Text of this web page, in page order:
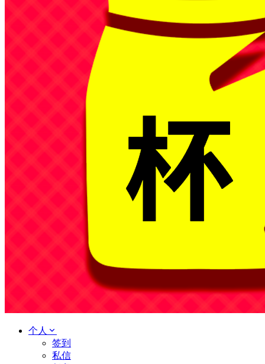
个人
签到
私信